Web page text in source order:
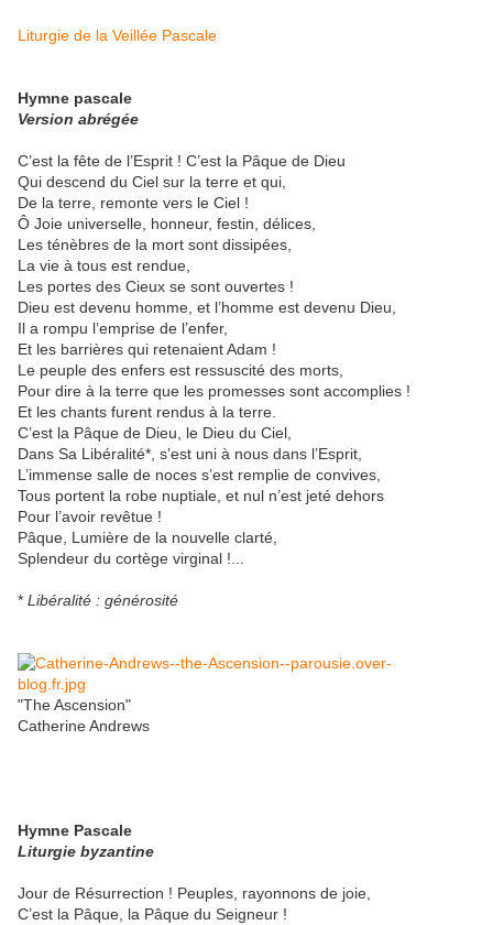
Liturgie de la Veillée Pascale
Hymne pascale
Version abrégée
C’est la fête de l’Esprit ! C’est la Pâque de Dieu
Qui descend du Ciel sur la terre et qui,
De la terre, remonte vers le Ciel !
Ô Joie universelle, honneur, festin, délices,
Les ténèbres de la mort sont dissipées,
La vie à tous est rendue,
Les portes des Cieux se sont ouvertes !
Dieu est devenu homme, et l’homme est devenu Dieu,
Il a rompu l’emprise de l’enfer,
Et les barrières qui retenaient Adam !
Le peuple des enfers est ressuscité des morts,
Pour dire à la terre que les promesses sont accomplies !
Et les chants furent rendus à la terre.
C’est la Pâque de Dieu, le Dieu du Ciel,
Dans Sa Libéralité*, s’est uni à nous dans l’Esprit,
L’immense salle de noces s’est remplie de convives,
Tous portent la robe nuptiale, et nul n’est jeté dehors
Pour l’avoir revêtue !
Pâque, Lumière de la nouvelle clarté,
Splendeur du cortège virginal !...
* Libéralité : générosité
"The Ascension"
Catherine Andrews
Hymne Pascale
Liturgie byzantine
Jour de Résurrection ! Peuples, rayonnons de joie,
C’est la Pâque, la Pâque du Seigneur !